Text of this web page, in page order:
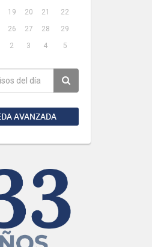
19 20 21
22
26 27 28
29
2 3 4 5
AVANZADA